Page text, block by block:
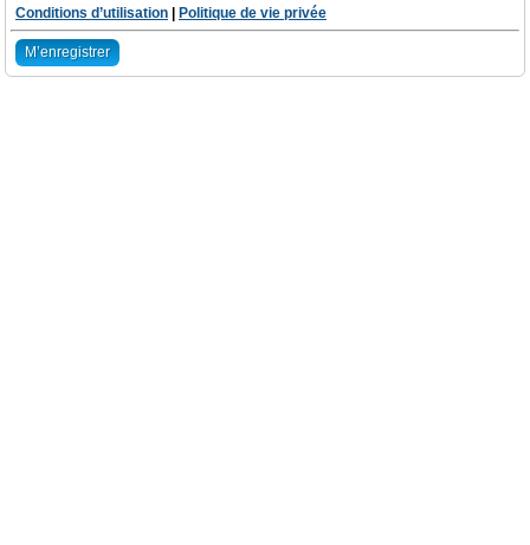
Conditions d’utilisation
Politique de vie privée
M’enregistrer